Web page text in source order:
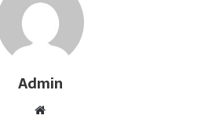
Admin